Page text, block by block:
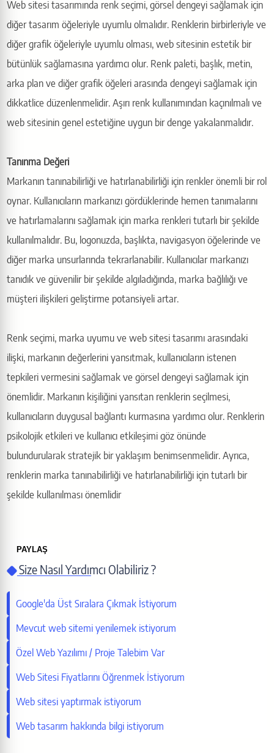
Web sitesi tasarımında renk seçimi, görsel dengeyi sağlamak için
diğer tasarım öğeleriyle uyumlu olmalıdır. Renklerin birbirleriyle ve
diğer grafik öğeleriyle uyumlu olması, web sitesinin estetik bir
bütünlük sağlamasına yardımcı olur. Renk paleti, başlık, metin,
arka plan ve diğer grafik öğeleri arasında dengeyi sağlamak için
dikkatlice düzenlenmelidir. Aşırı renk kullanımından kaçınılmalı ve
web sitesinin genel estetiğine uygun bir denge yakalanmalıdır.
Tanınma Değeri
Markanın tanınabilirliği ve hatırlanabilirliği için renkler önemli bir rol
oynar. Kullanıcıların markanızı gördüklerinde hemen tanımalarını
ve hatırlamalarını sağlamak için marka renkleri tutarlı bir şekilde
kullanılmalıdır. Bu, logonuzda, başlıkta, navigasyon öğelerinde ve
diğer marka unsurlarında tekrarlanabilir. Kullanıcılar markanızı
tanıdık ve güvenilir bir şekilde algıladığında, marka bağlılığı ve
müşteri ilişkileri geliştirme potansiyeli artar.
Renk seçimi, marka uyumu ve web sitesi tasarımı arasındaki
ilişki, markanın değerlerini yansıtmak, kullanıcıların istenen
tepkileri vermesini sağlamak ve görsel dengeyi sağlamak için
önemlidir. Markanın kişiliğini yansıtan renklerin seçilmesi,
kullanıcıların duygusal bağlantı kurmasına yardımcı olur. Renklerin
psikolojik etkileri ve kullanıcı etkileşimi göz önünde
bulundurularak stratejik bir yaklaşım benimsenmelidir. Ayrıca,
renklerin marka tanınabilirliği ve hatırlanabilirliği için tutarlı bir
şekilde kullanılması önemlidir
PAYLAŞ
X (Twitter)
LinkedIn
WhatsApp
Size Nasıl Yardımcı Olabiliriz ?
Google'da Üst Sıralara Çıkmak İstiyorum
Mevcut web sitemi yenilemek istiyorum
Özel Web Yazılımı / Proje Talebim Var
Web Sitesi Fiyatlarını Öğrenmek İstiyorum
Web sitesi yaptırmak istiyorum
Web tasarım hakkında bilgi istiyorum